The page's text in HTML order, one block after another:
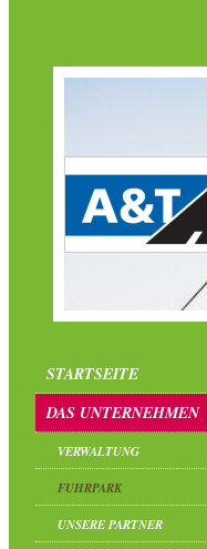
STARTSEITE
DAS UNTERNEHMEN
VERWALTUNG
FUHRPARK
UNSERE PARTNER